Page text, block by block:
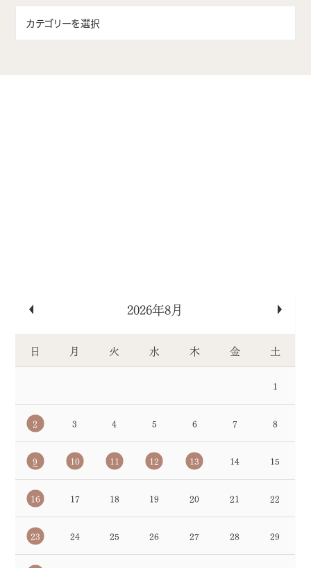
2026年8月
日 月 火 水 木 金 土
1
2 3 4 5 6 7 8
9 10 11 12 13 14 15
16 17 18 19 20 21 22
23 24 25 26 27 28 29